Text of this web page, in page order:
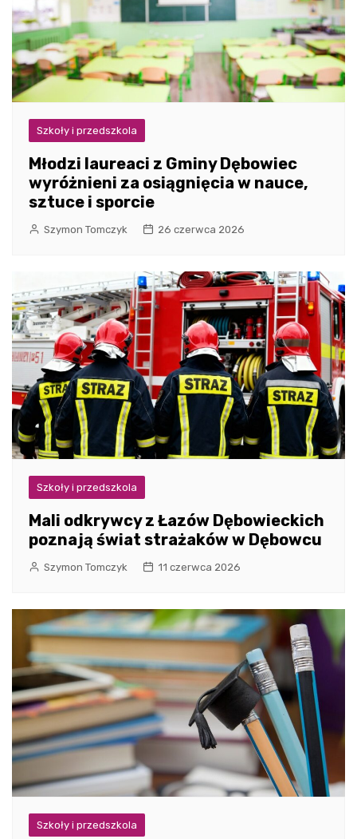
Szkoły i przedszkola
Młodzi laureaci z Gminy Dębowiec
wyróżnieni za osiągnięcia w nauce,
sztuce i sporcie
Szymon Tomczyk 26 czerwca 2026
Szkoły i przedszkola
Mali odkrywcy z Łazów Dębowieckich
poznają świat strażaków w Dębowcu
Szymon Tomczyk 11 czerwca 2026
Szkoły i przedszkola